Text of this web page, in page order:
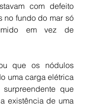
com defeito
no fundo do mar só
em vez de
que os nódulos
uma carga elétrica
que
existência de uma